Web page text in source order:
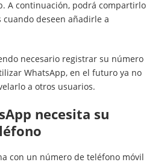
A continuación, podrá compartirlo
cuando deseen añadirle a
necesario registrar su número
WhatsApp, en el futuro ya no
a otros usuarios.
necesita su
con un número de teléfono móvil